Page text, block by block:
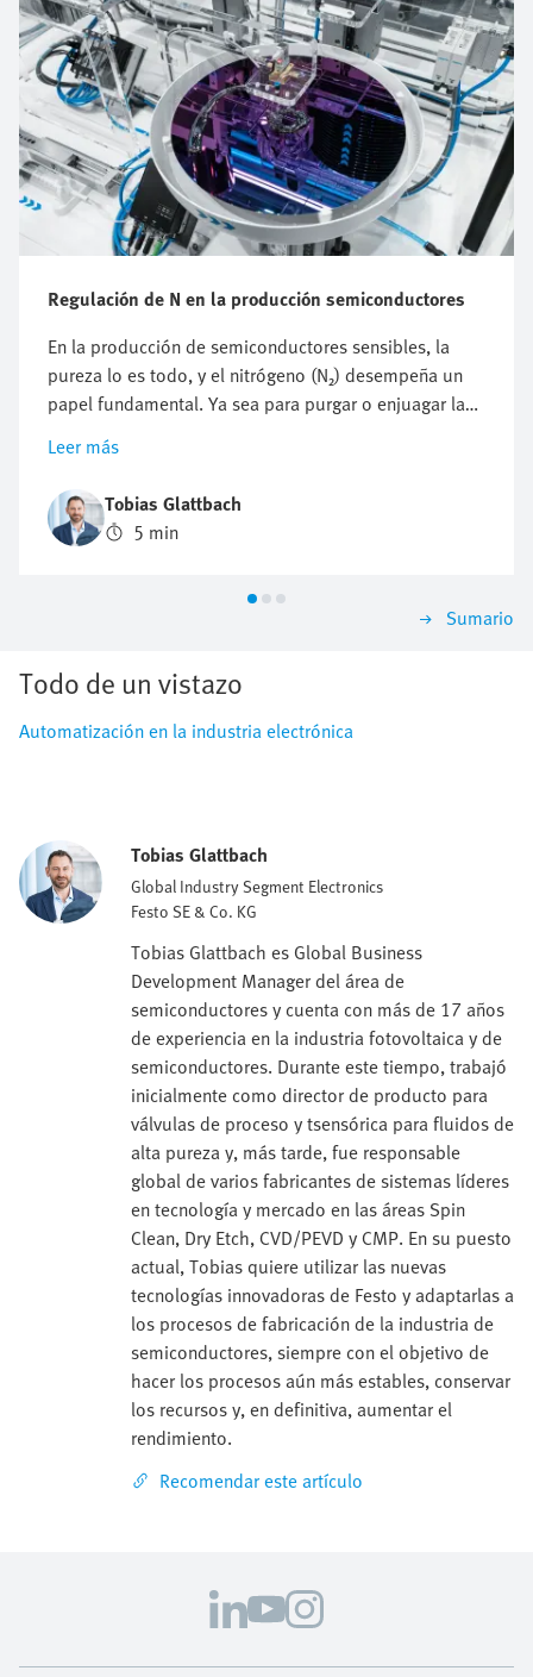
Regulación de N en la producción semiconductores
En la producción de semiconductores sensibles, la
pureza lo es todo, y el nitrógeno (N₂) desempeña un
papel fundamental. Ya sea para purgar o enjuagar las
cámaras de proceso para protegerlas de partículas y
otras impurezas o para protegerlas de la oxidación, la
optimización del consumo de nitrógeno es crucial.
Pero, ¿cómo regular este flujo de forma eficaz,
reproducible y lo más económica posible?
Leer más
Tobias Glattbach
5 min
Sumario
Todo de un vistazo
Automatización en la industria electrónica
Tobias Glattbach
Global Industry Segment Electronics
Festo SE & Co. KG
Tobias Glattbach es Global Business
Development Manager del área de
semiconductores y cuenta con más de 17 años
de experiencia en la industria fotovoltaica y de
semiconductores. Durante este tiempo, trabajó
inicialmente como director de producto para
válvulas de proceso y tsensórica para fluidos de
alta pureza y, más tarde, fue responsable
global de varios fabricantes de sistemas líderes
en tecnología y mercado en las áreas Spin
Clean, Dry Etch, CVD/PEVD y CMP. En su puesto
actual, Tobias quiere utilizar las nuevas
tecnologías innovadoras de Festo y adaptarlas a
los procesos de fabricación de la industria de
semiconductores, siempre con el objetivo de
hacer los procesos aún más estables, conservar
los recursos y, en definitiva, aumentar el
rendimiento.
Recomendar este artículo